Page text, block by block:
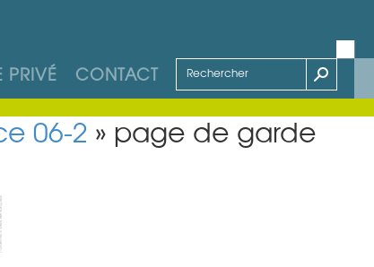
PRIVÉ CONTACT
06-2 » page de garde